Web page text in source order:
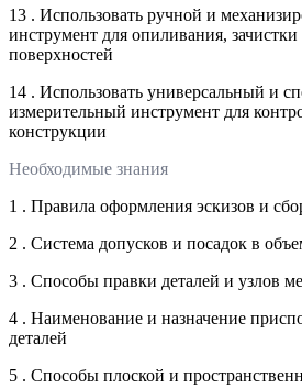
13 . Использовать ручной и
инструмент для опиливания,
поверхностей
14 . Использовать универсальный и
измерительный инструмент для
конструкции
Необходимые знания
1 . Правила оформления эскизов и
2 . Система допусков и посадок в
3 . Способы правки деталей и узлов
4 . Наименование и назначение
деталей
5 . Способы плоской и